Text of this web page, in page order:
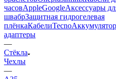
часовAppleGoogleАксессуары
швабрЗащитная гидрогелевая
плёнкаКабелиTecno
адаптеры
—
Стёкла
Чехлы
—